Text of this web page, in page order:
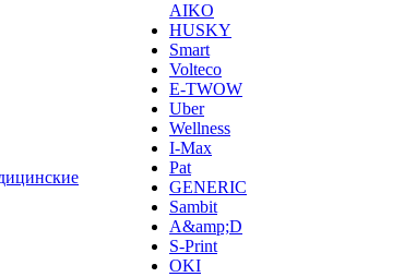
AIKO
HUSKY
Smart
Volteco
E-TWOW
Uber
Wellness
I-Max
Pat
GENERIC
Sambit
A&amp;D
S-Print
OKI